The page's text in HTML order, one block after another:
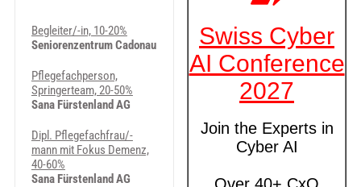
Begleiter/-in, 10-20%
Seniorenzentrum Cadonau
Pflegefachperson,
Springerteam, 20-50%
Sana Fürstenland AG
Dipl. Pflegefachfrau/-
mann mit Fokus Demenz,
40-60%
Sana Fürstenland AG